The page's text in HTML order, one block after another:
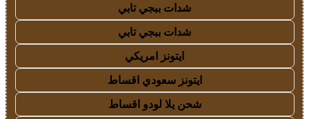
شدات ببجي تابي
شدات ببجي تابي
ايتونز امريكي
ايتونز سعودي اقساط
شحن يلا لودو اقساط